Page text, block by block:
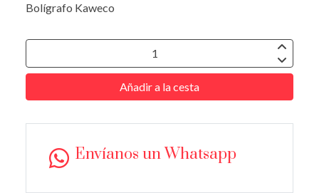
Bolígrafo Kaweco
Añadir a la cesta
Envíanos un Whatsapp